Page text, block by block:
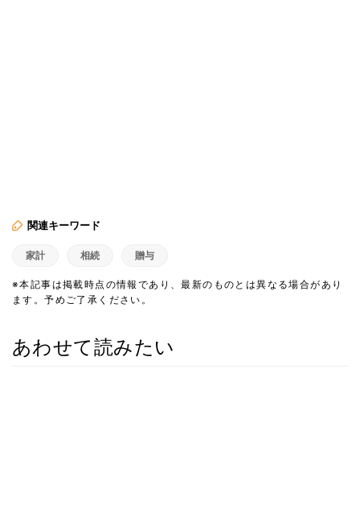
関連キーワード
家計 相続 贈与
※本記事は掲載時点の情報であり、最新のものとは異なる場合があり
ます。予めご了承ください。
あわせて読みたい